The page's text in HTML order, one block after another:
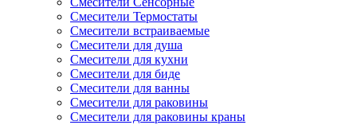
Смесители Термостаты
Смесители встраиваемые
Смесители для душа
Смесители для кухни
Смесители для биде
Смесители для ванны
Смесители для раковины
Смесители для раковины краны